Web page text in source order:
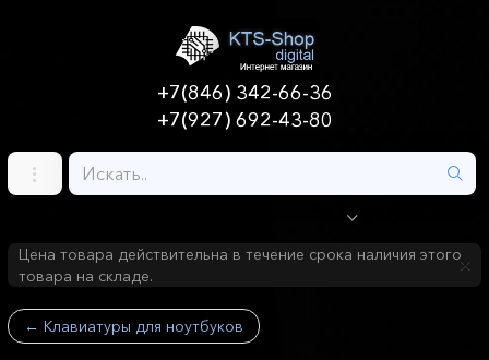
+7(846) 342-66-36
+7(927) 692-43-80
Цена товара действительна в течение срока наличия этого
товара на складе.
← Клавиатуры для ноутбуков